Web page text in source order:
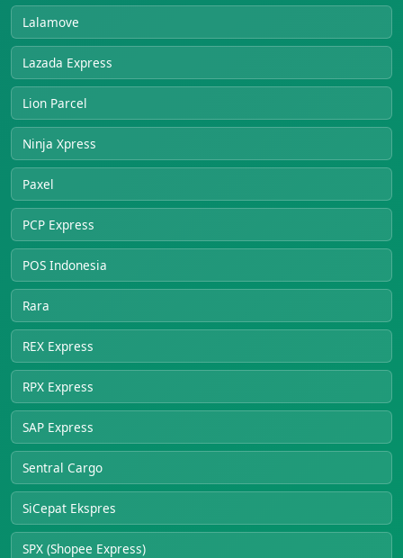
Lalamove
Lazada Express
Lion Parcel
Ninja Xpress
Paxel
PCP Express
POS Indonesia
Rara
REX Express
RPX Express
SAP Express
Sentral Cargo
SiCepat Ekspres
SPX (Shopee Express)